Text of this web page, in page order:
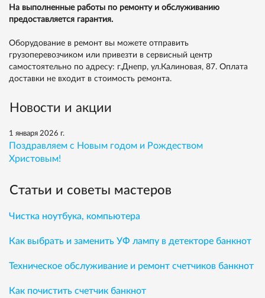
На выполненные работы по ремонту и обслуживанию
предоставляется гарантия.
Оборудование в ремонт вы можете отправить
грузоперевозчиком или привезти в сервисный центр
самостоятельно по адресу: г.Днепр, ул.Калиновая, 87. Оплата
доставки не входит в стоимость ремонта.
Новости и акции
1 января 2026 г.
Поздравляем с Новым годом и Рождеством
Христовым!
Статьи и советы мастеров
Чистка ноутбука, компьютера
Как выбрать и заменить УФ лампу в детекторе банкнот
Техническое обслуживание и ремонт счетчиков банкнот
Как почистить счетчик банкнот